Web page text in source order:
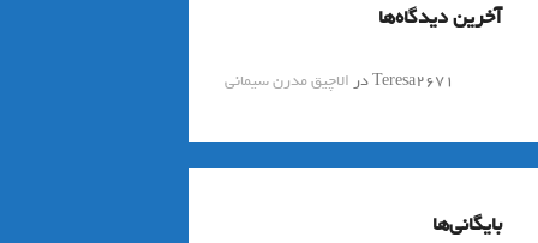
آخرین دیدگاه‌ها
Teresa2671در الاچیق مدرن سیمانی
بایگانی‌ها